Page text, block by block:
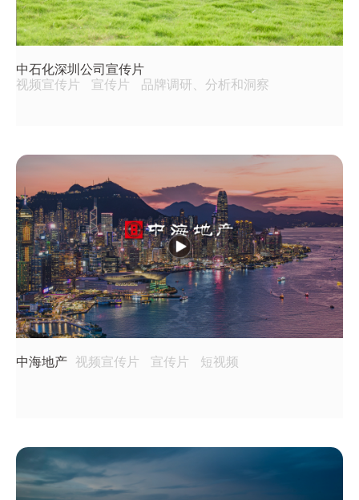
中石化深圳公司宣传片
视频宣传片
宣传片 品牌调研、分析和洞察
中海地产 视频宣传片 宣传片 短视频